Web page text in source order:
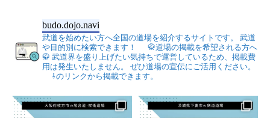
budo.dojo.navi
武道を始めたい方へ全国の道場を紹介するサイトです。
武道
や目的別に検索できます！
🥋道場の掲載を希望される方へ
🥋 武道界を盛り上げたい気持ちで運営しているため、掲載費
用は発生いたしません。
ぜひ道場の宣伝にご活用ください。
⇩のリンクから掲載できます。